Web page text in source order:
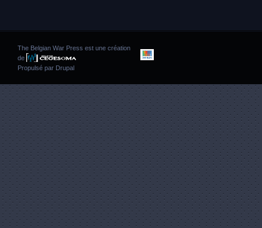
The Belgian War Press est une création
de
Propulsé par Drupal